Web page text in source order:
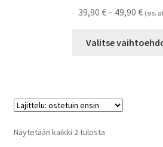
39,90 €– 49,90 €
-
(sis.
Valitse
Näytetään kaikki 2 tulostaSuosituimmat